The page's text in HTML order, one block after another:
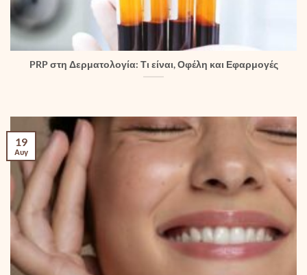
PRP στη Δερματολογία: Τι είναι, Οφέλη και Εφαρμογές
19
Αυγ